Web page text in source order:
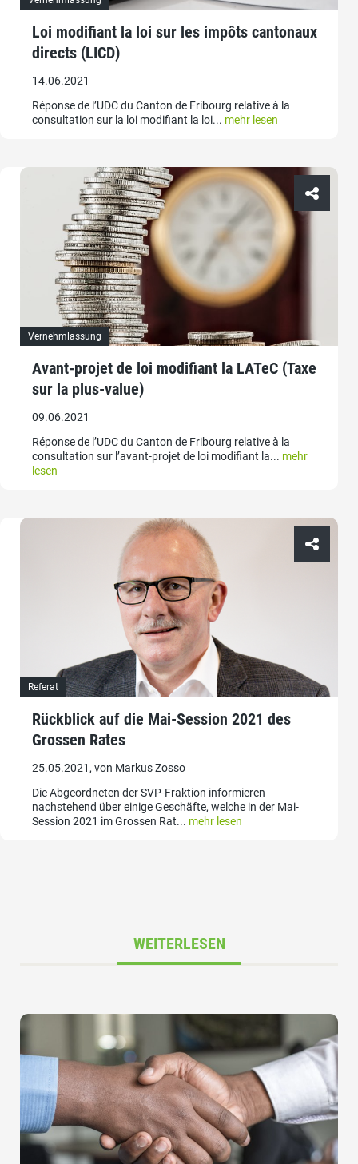
Loi modifiant la loi sur les impôts cantonaux
directs (LICD)
14.06.2021
Réponse de l’UDC du Canton de Fribourg relative à la
consultation sur la loi modifiant la loi... mehr lesen
Vernehmlassung
Avant-projet de loi modifiant la LATeC (Taxe
sur la plus-value)
09.06.2021
Réponse de l’UDC du Canton de Fribourg relative à la
consultation sur l’avant-projet de loi modifiant la... mehr
lesen
Referat
Rückblick auf die Mai-Session 2021 des
Grossen Rates
25.05.2021, von Markus Zosso
Die Abgeordneten der SVP-Fraktion informieren
nachstehend über einige Geschäfte, welche in der Mai-
Session 2021 im Grossen Rat... mehr lesen
WEITERLESEN